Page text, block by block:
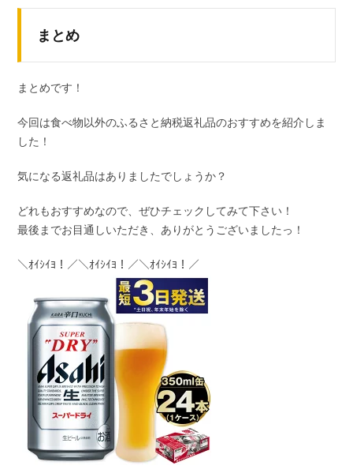
まとめ
まとめです！
今回は食べ物以外のふるさと納税返礼品のおすすめを紹介しま
した！
気になる返礼品はありましたでしょうか？
どれもおすすめなので、ぜひチェックしてみて下さい！
最後までお目通しいただき、ありがとうございましたっ！
＼ｵｲｼｲﾖ！／＼ｵｲｼｲﾖ！／＼ｵｲｼｲﾖ！／